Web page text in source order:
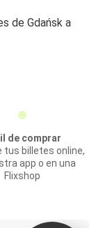
de Gdańsk a
de comprar
tus billetes online,
app o en una
Flixshop